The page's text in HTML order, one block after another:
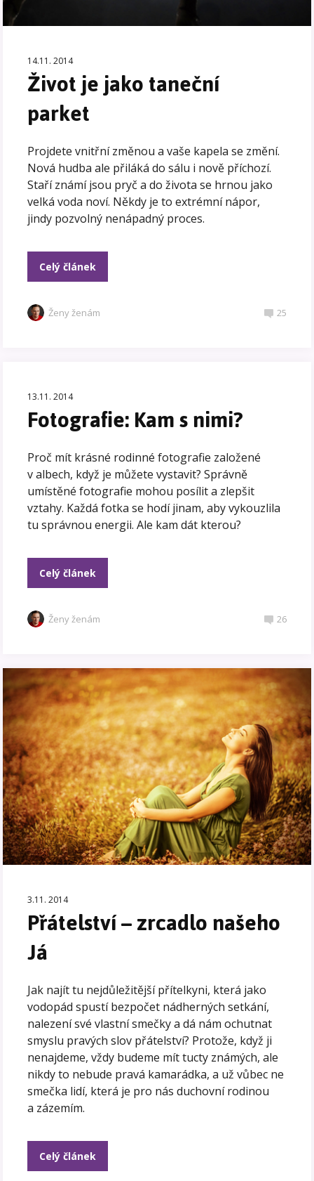
14.11. 2014
Život je jako taneční
parket
Projdete vnitřní změnou a vaše kapela se změní.
Nová hudba ale přiláká do sálu i nově příchozí.
Staří známí jsou pryč a do života se hrnou jako
velká voda noví. Někdy je to extrémní nápor,
jindy pozvolný nenápadný proces.
Celý článek
Ženy ženám 25
13.11. 2014
Fotografie: Kam s nimi?
Proč mít krásné rodinné fotografie založené
v albech, když je můžete vystavit? Správně
umístěné fotografie mohou posílit a zlepšit
vztahy. Každá fotka se hodí jinam, aby vykouzlila
tu správnou energii. Ale kam dát kterou?
Celý článek
Ženy ženám 26
3.11. 2014
Přátelství – zrcadlo našeho
Já
Jak najít tu nejdůležitější přítelkyni, která jako
vodopád spustí bezpočet nádherných setkání,
nalezení své vlastní smečky a dá nám ochutnat
smyslu pravých slov přátelství? Protože, když ji
nenajdeme, vždy budeme mít tucty známých, ale
nikdy to nebude pravá kamarádka, a už vůbec ne
smečka lidí, která je pro nás duchovní rodinou
a zázemím.
Celý článek